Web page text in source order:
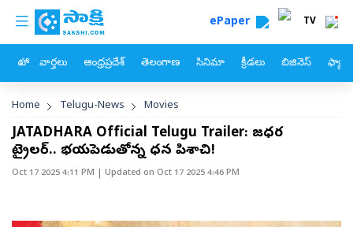
Skip to main content
custom menu ePaper TV
హోం వార్తలు ఆంధ్రప్రదేశ్ తెలంగాణ సినిమా క్రీడలు బిజినెస్
Breadcrumb
Home Telugu-News Movies
JATADHARA Official Telugu Trailer: జటాధర
ట్రైలర్.. భయపెడుతోన్న ధన పిశాచి!
Oct 17 2025 4:11 PM | Updated on Oct 17 2025 4:46 PM